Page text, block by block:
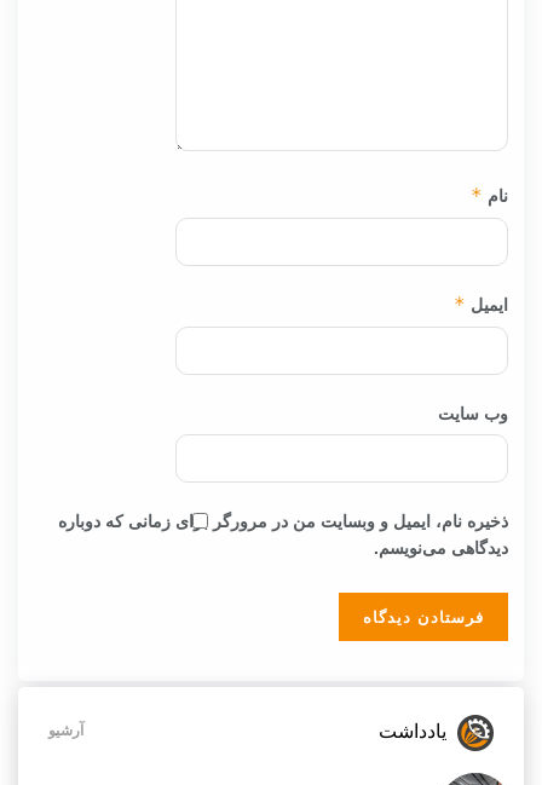
نام *
ایمیل *
وب‌ سایت
ذخیره نام، ایمیل و وبسایت من در مرورگر برای زمانی که دوباره
دیدگاهی می‌نویسم.
یادداشت آرشیو